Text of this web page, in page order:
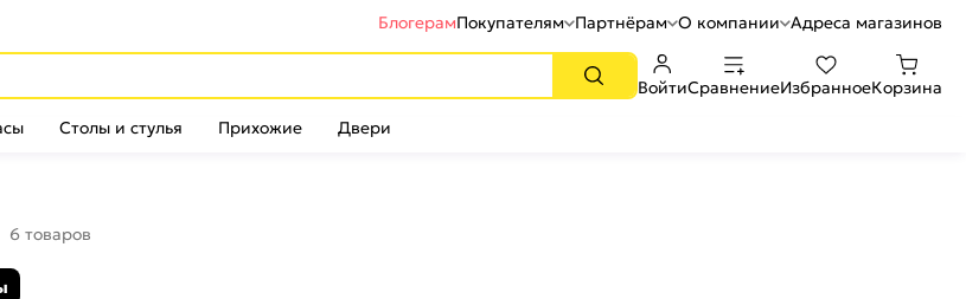
БлогерамПокупателям Партнёрам О компании Адреса магазинов
ВойтиСравнениеИзбранноеКорзина
Столы и стулья Прихожие Двери
6 товаров